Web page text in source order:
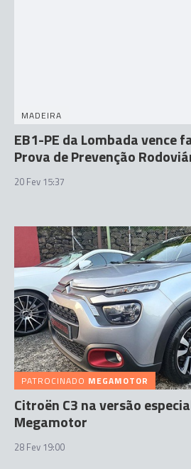
MADEIRA
EB1-PE da Lombada vence
Prova de Prevenção
20 Fev 15:37
PATROCINADO MEGAMOTOR
Citroën C3 na versão
Megamotor
28 Fev 19:00